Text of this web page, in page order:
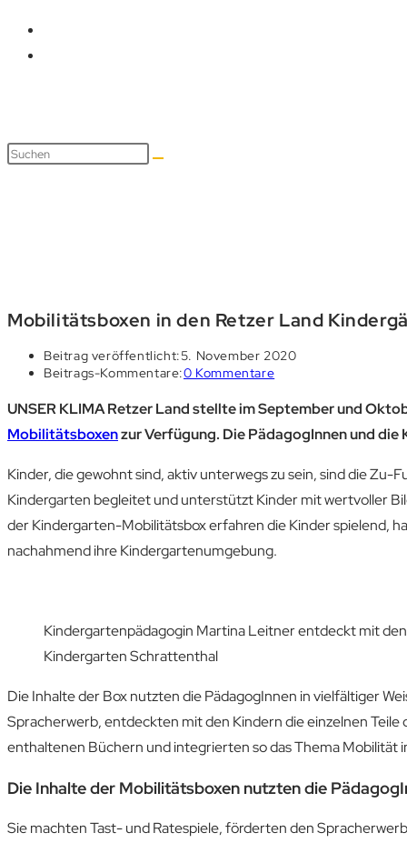
Mobilitätsboxen in den Retzer Land
Beitrag veröffentlicht:5. November 2020
Beitrags-Kommentare:0 Kommentare
UNSER KLIMA Retzer Land stellte im September und
Mobilitätsboxenzur Verfügung. Die PädagogInnen und
Kinder, die gewohnt sind, aktiv unterwegs zu sein, sind die
Kindergarten begleitet und unterstützt Kinder mit wertvoller
der Kindergarten-Mobilitätsbox erfahren die Kinder spielend,
nachahmend ihre Kindergartenumgebung.
Kindergartenpädagogin Martina Leitner entdeckt mit
Kindergarten Schrattenthal
Die Inhalte der Box nutzten die PädagogInnen in vielfältiger
Spracherwerb, entdeckten mit den Kindern die einzelnen
enthaltenen Büchern und integrierten so das Thema Mobilität
Die Inhalte der Mobilitätsboxen nutzten die
Sie machten Tast- und Ratespiele, förderten den